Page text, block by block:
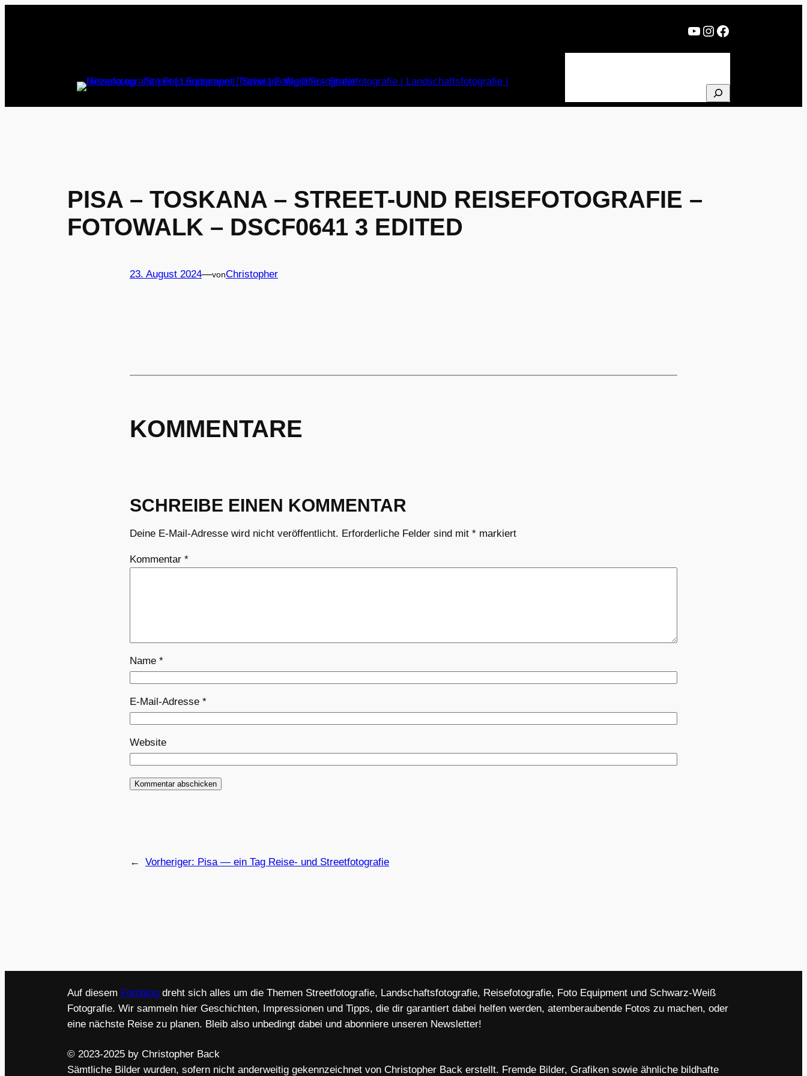
YouTube
Instagram
Facebook
SUCHEN
PISA – TOSKANA – STREET-UND REISEFOTOGRAFIE –
FOTOWALK – DSCF0641 3 EDITED
23. August 2024—vonChristopher
KOMMENTARE
SCHREIBE EINEN KOMMENTAR
Deine E-Mail-Adresse wird nicht veröffentlicht. Erforderliche Felder sind mit * markiert
Kommentar *
Name *
E-Mail-Adresse *
Website
← Vorheriger: Pisa — ein Tag Reise- und Streetfotografie
Auf diesem Fotoblog dreht sich alles um die Themen Streetfotografie, Landschaftsfotografie, Reisefotografie, Foto Equipment und Schwarz-Weiß
Fotografie. Wir sammeln hier Geschichten, Impressionen und Tipps, die dir garantiert dabei helfen werden, atemberaubende Fotos zu machen, oder
eine nächste Reise zu planen. Bleib also unbedingt dabei und abonniere unseren Newsletter!
© 2023-2025 by Christopher Back
Sämtliche Bilder wurden, sofern nicht anderweitig gekennzeichnet von Christopher Back erstellt. Fremde Bilder, Grafiken sowie ähnliche bildhafte